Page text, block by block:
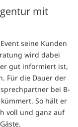
mit
seine Kunden
wird dabei
gut informiert ist,
Für die Dauer der
bei B-
So hält er
voll und ganz auf